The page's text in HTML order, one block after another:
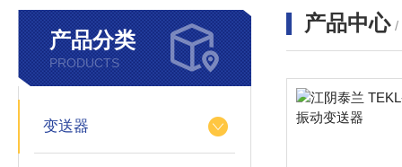
产品分类
PRODUCTS
变送器
产品中心 /